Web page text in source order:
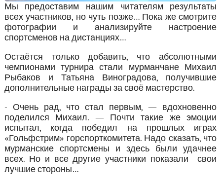
Мы предоставим нашим читателям результаты
всех участников, но чуть позже… Пока же смотрите
фотографии и анализируйте настроение
спортсменов на дистанциях…
Остаётся только добавить, что абсолютными
чемпионами турнира стали мурманчане Михаил
Рыбаков и Татьяна Виноградова, получившие
дополнительные награды за своё мастерство.
- Очень рад, что стал первым, — вдохновенно
поделился Михаил. — Почти такие же эмоции
испытал, когда победил на прошлых играх
«Гольфстрим» горспорткомитета. Надо сказать, что
мурманские спортсмены и здесь были удачнее
всех. Но и все другие участники показали свои
лучшие стороны…